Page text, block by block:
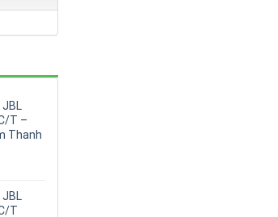
T –
Thanh
T